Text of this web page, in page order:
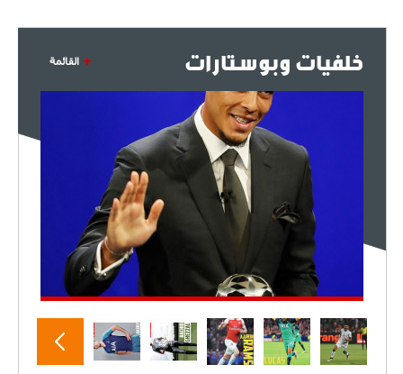
خلفيات وبوستارات القائمة